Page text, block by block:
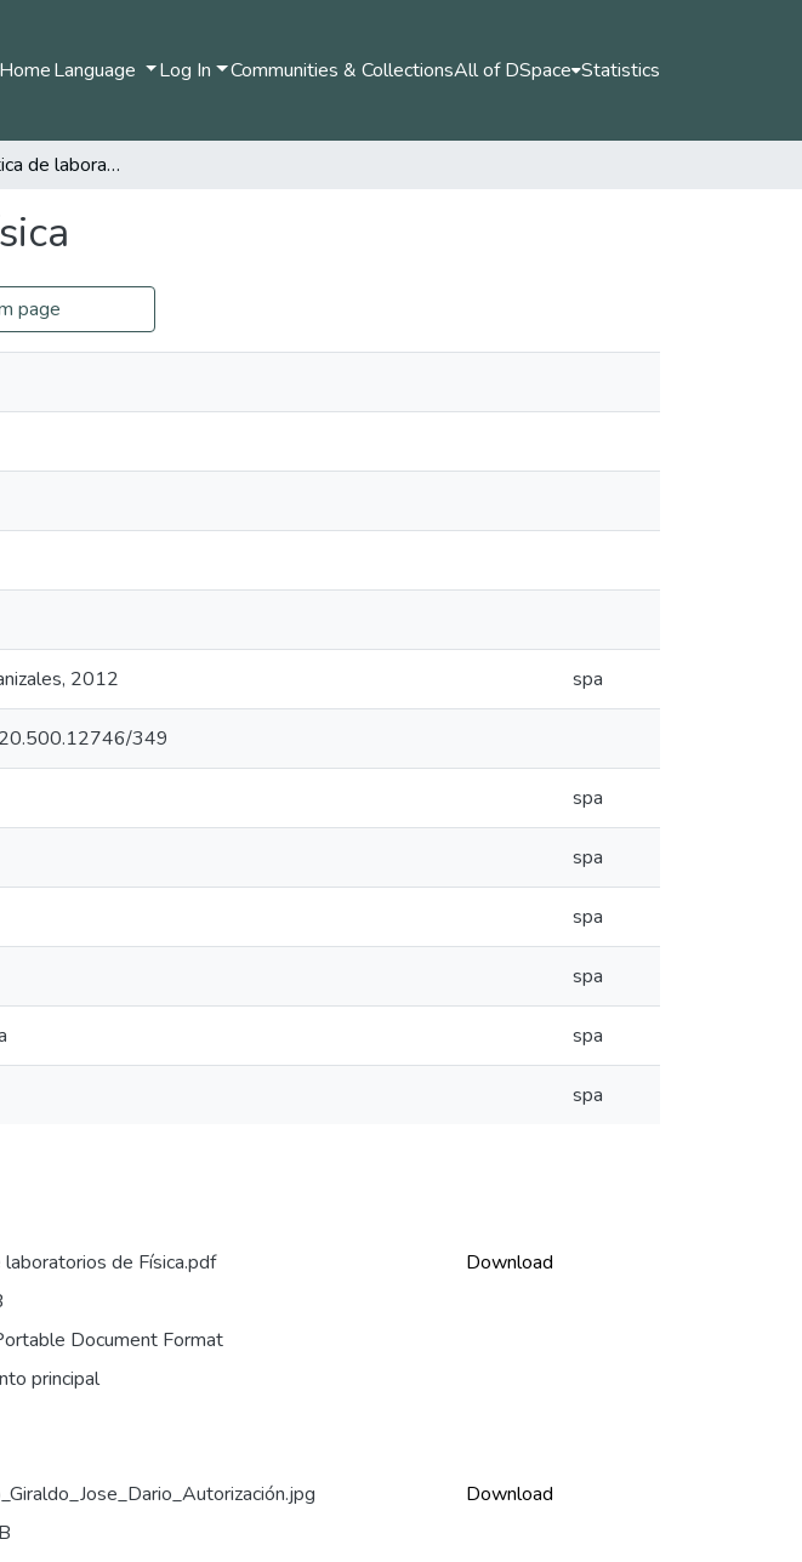
HomeLanguage Log In Communities & CollectionsAll of DSpace Statistics
Guías de práctica de laboratorio de física
page
2012 spa
20.500.12746/349
spa
spa
spa
spa
spa
spa
laboratorios de Física.pdf
Document Format
principal
Download
Download